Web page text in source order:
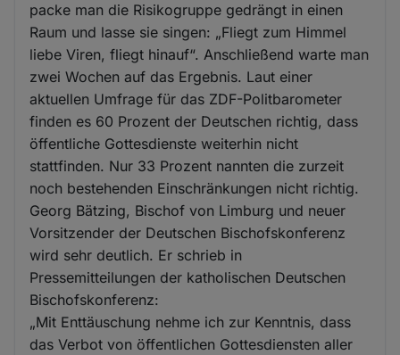
packe man die Risikogruppe gedrängt in einen
Raum und lasse sie singen: „Fliegt zum Himmel
liebe Viren, fliegt hinauf“. Anschließend warte man
zwei Wochen auf das Ergebnis. Laut einer
aktuellen Umfrage für das ZDF-Politbarometer
finden es 60 Prozent der Deutschen richtig, dass
öffentliche Gottesdienste weiterhin nicht
stattfinden. Nur 33 Prozent nannten die zurzeit
noch bestehenden Einschränkungen nicht richtig.
Georg Bätzing, Bischof von Limburg und neuer
Vorsitzender der Deutschen Bischofskonferenz
wird sehr deutlich. Er schrieb in
Pressemitteilungen der katholischen Deutschen
Bischofskonferenz:
„Mit Enttäuschung nehme ich zur Kenntnis, dass
das Verbot von öffentlichen Gottesdiensten aller